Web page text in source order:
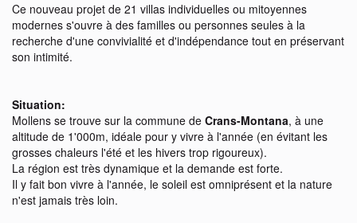
Ce nouveau projet de 21 villas individuelles ou mitoyennes
modernes s'ouvre à des familles ou personnes seules à la
recherche d'une convivialité et d'indépendance tout en préservant
son intimité.
Situation:
Mollens se trouve sur la commune de Crans-Montana, à une
altitude de 1'000m, idéale pour y vivre à l'année (en évitant les
grosses chaleurs l'été et les hivers trop rigoureux).
La région est très dynamique et la demande est forte.
Il y fait bon vivre à l'année, le soleil est omniprésent et la nature
n'est jamais très loin.